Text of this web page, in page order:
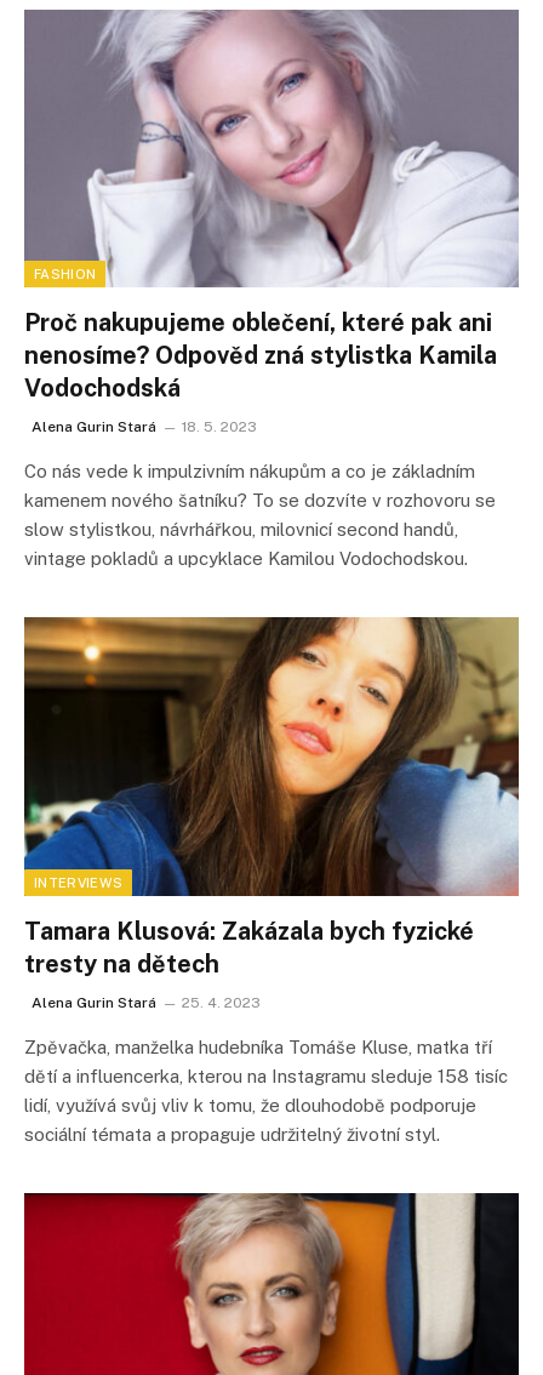
FASHION
Proč nakupujeme oblečení, které pak ani
nenosíme? Odpověd zná stylistka Kamila
Vodochodská
Alena Gurin Stará 18. 5. 2023
Co nás vede k impulzivním nákupům a co je základním
kamenem nového šatníku? To se dozvíte v rozhovoru se
slow stylistkou, návrhářkou, milovnicí second handů,
vintage pokladů a upcyklace Kamilou Vodochodskou.
INTERVIEWS
Tamara Klusová: Zakázala bych fyzické
tresty na dětech
Alena Gurin Stará 25. 4. 2023
Zpěvačka, manželka hudebníka Tomáše Kluse, matka tří
dětí a influencerka, kterou na Instagramu sleduje 158 tisíc
lidí, využívá svůj vliv k tomu, že dlouhodobě podporuje
sociální témata a propaguje udržitelný životní styl.